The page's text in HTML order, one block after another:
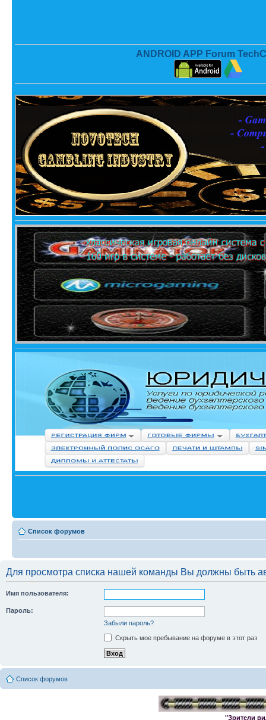
ANDROID APP Forum
Список форумов
Для просмотра списка нашей команды Вы должны быть
Имя пользователя:
Пароль:
Забыли пароль?
Скрыть мое пребывание на форуме в этот раз
Список форумов
"Зрители